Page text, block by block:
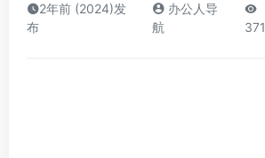
2年前 (2024)发
布
办公人导
航
371